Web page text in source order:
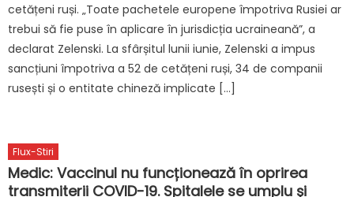
cetățeni ruși. „Toate pachetele europene împotriva Rusiei ar
trebui să fie puse în aplicare în jurisdicția ucraineană”, a
declarat Zelenski. La sfârșitul lunii iunie, Zelenski a impus
sancțiuni împotriva a 52 de cetățeni ruși, 34 de companii
rusești și o entitate chineză implicate […]
Flux-Stiri
Medic: Vaccinul nu funcționează în oprirea
transmiterii COVID-19. Spitalele se umplu și